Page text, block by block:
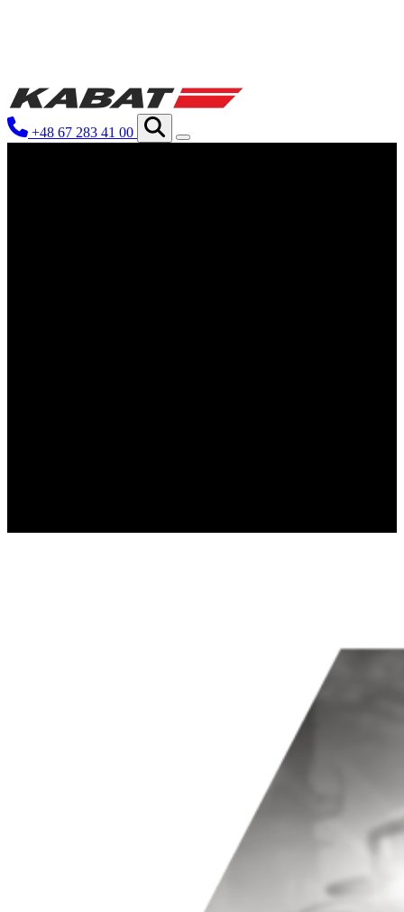
+48 67 283 41 00
We use cookies to personalize
your use of our site with our social